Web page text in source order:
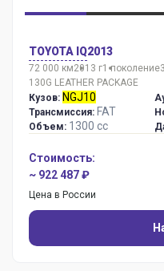
TOYOTA IQ2013
72 000 км2013 г1 поколение
130G LEATHER PACKAGE
Кузов: NGJ10
Трансмиссия: FAT
Объем: 1300 сс
Стоимость:
~ 922 487 ₽
Цена в России